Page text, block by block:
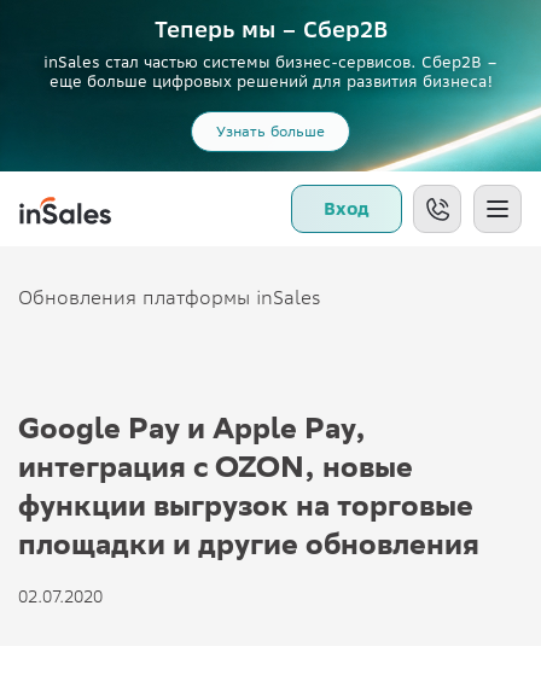
Теперь мы – Сбер2B
inSales стал частью системы бизнес-сервисов. Сбер2В –
еще больше цифровых решений для развития бизнеса!
Узнать больше
Вход
Обновления платформы inSales
Google Pay и Apple Pay,
интеграция с OZON, новые
функции выгрузок на торговые
площадки и другие обновления
02.07.2020